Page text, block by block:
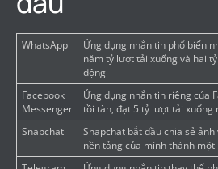
WhatsApp
Ứng dụng nhắn tin phổ biến
năm tỷ lượt tải xuống và hai
động
Facebook
Messenger
Ứng dụng nhắn tin riêng của
tồi tàn, đạt 5 tỷ lượt tải xuống
Snapchat
Snapchat bắt đầu chia sẻ
nền tảng của mình thành